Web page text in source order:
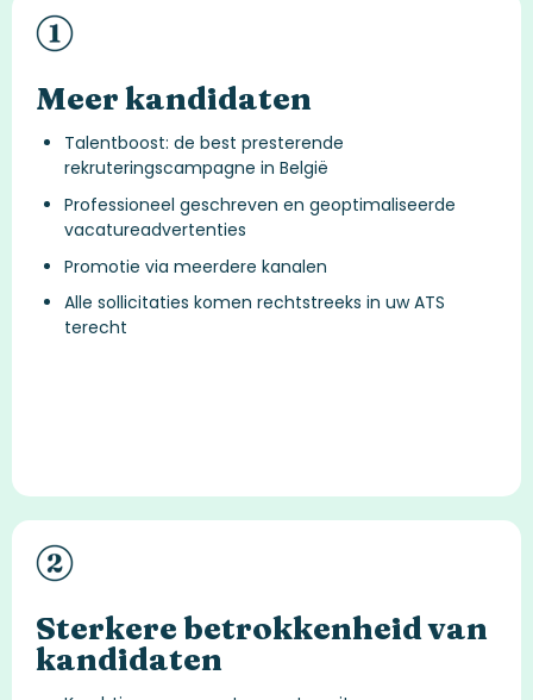
Meer kandidaten
Talentboost: de best presterende
rekruteringscampagne in België
Professioneel geschreven en geoptimaliseerde
vacatureadvertenties
Promotie via meerdere kanalen
Alle sollicitaties komen rechtstreeks in uw ATS
terecht
Sterkere betrokkenheid van
kandidaten